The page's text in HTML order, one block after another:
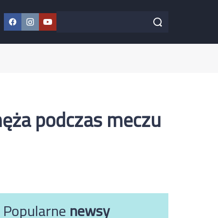
Facebook
Instagram
YouTube
Szukaj w serwisie Szukaj
podczas meczu
Popularnenewsy